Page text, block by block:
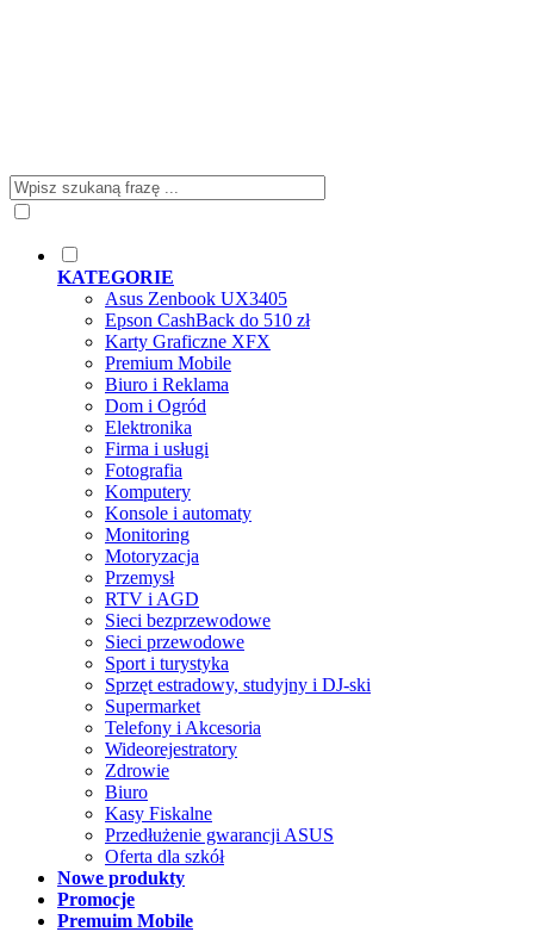
KATEGORIE
Asus Zenbook UX3405
Epson CashBack do 510 zł
Karty Graficzne XFX
Premium Mobile
Biuro i Reklama
Dom i Ogród
Elektronika
Firma i usługi
Fotografia
Komputery
Konsole i automaty
Monitoring
Motoryzacja
Przemysł
RTV i AGD
Sieci bezprzewodowe
Sieci przewodowe
Sport i turystyka
Sprzęt estradowy, studyjny i DJ-ski
Supermarket
Telefony i Akcesoria
Wideorejestratory
Zdrowie
Biuro
Kasy Fiskalne
Przedłużenie gwarancji ASUS
Oferta dla szkół
Nowe produkty
Promocje
Premuim Mobile